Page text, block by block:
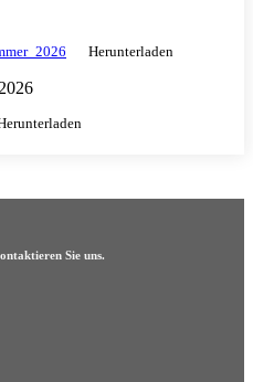
Herunterladen
Sie uns.